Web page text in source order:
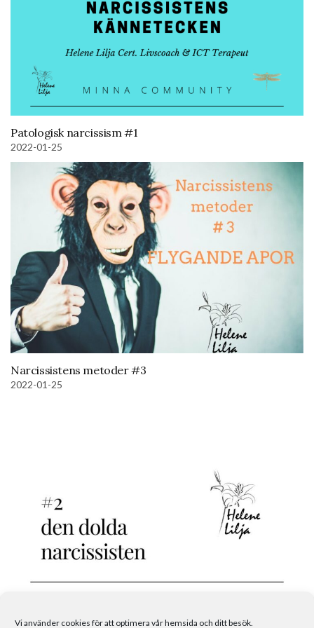
Vi använder cookies för att optimera vår hemsida och ditt besök.
Patologisk narcissism #1
2022-01-25
Narcissistens metoder #3
2022-01-25